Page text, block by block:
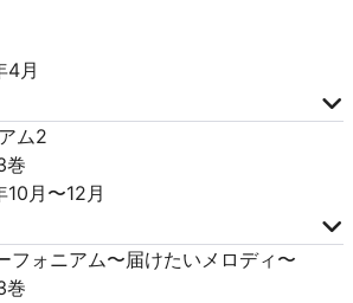
4月
ム2
巻
10月〜12月
フォニアム〜届けたいメロディ〜
巻